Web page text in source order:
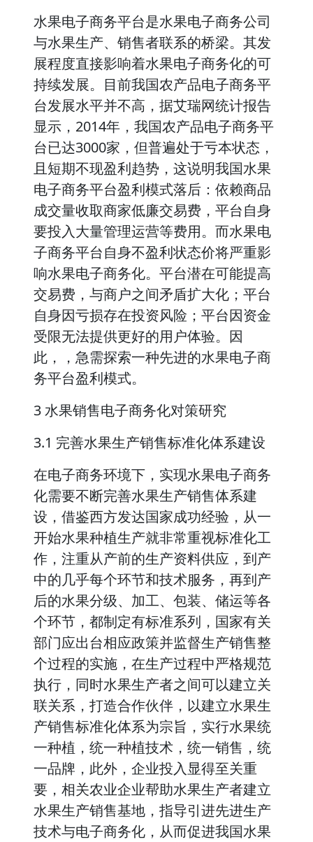
水果电子商务平台是水果电子商务公司
与水果生产、销售者联系的桥梁。其发
展程度直接影响着水果电子商务化的可
持续发展。目前我国农产品电子商务平
台发展水平并不高，据艾瑞网统计报告
显示，2014年，我国农产品电子商务平
台已达3000家，但普遍处于亏本状态，
且短期不现盈利趋势，这说明我国水果
电子商务平台盈利模式落后：依赖商品
成交量收取商家低廉交易费，平台自身
要投入大量管理运营等费用。而水果电
子商务平台自身不盈利状态价将严重影
响水果电子商务化。平台潜在可能提高
交易费，与商户之间矛盾扩大化；平台
自身因亏损存在投资风险；平台因资金
受限无法提供更好的用户体验。因
此，，急需探索一种先进的水果电子商
务平台盈利模式。
3 水果销售电子商务化对策研究
3.1 完善水果生产销售标准化体系建设
在电子商务环境下，实现水果电子商务
化需要不断完善水果生产销售体系建
设，借鉴西方发达国家成功经验，从一
开始水果种植生产就非常重视标准化工
作，注重从产前的生产资料供应，到产
中的几乎每个环节和技术服务，再到产
后的水果分级、加工、包装、储运等各
个环节，都制定有标准系列，国家有关
部门应出台相应政策并监督生产销售整
个过程的实施，在生产过程中严格规范
执行，同时水果生产者之间可以建立关
联关系，打造合作伙伴，以建立水果生
产销售标准化体系为宗旨，实行水果统
一种植，统一种植技术，统一销售，统
一品牌，此外，企业投入显得至关重
要，相关农业企业帮助水果生产者建立
水果生产销售基地，指导引进先进生产
技术与电子商务化，从而促进我国水果